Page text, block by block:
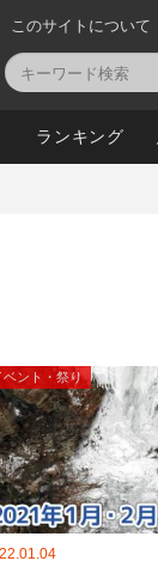
このサイトについて
ランキング
ベント・祭り